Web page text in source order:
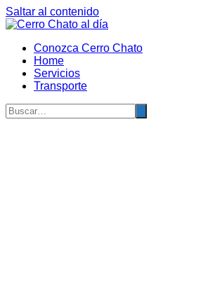
Saltar al contenido
Conozca Cerro Chato
Home
Servicios
Transporte